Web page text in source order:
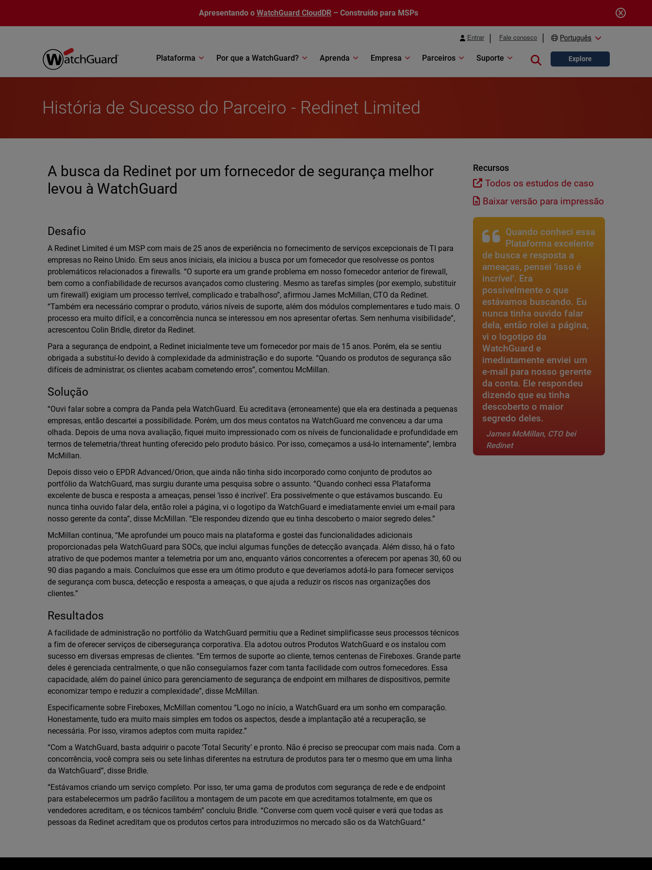
Apresentando o WatchGuard CloudDR – Construído para MSPs
Entrar Fale conosco Português
Plataforma Por que a WatchGuard? Aprenda Empresa Parceiros Suporte Close search
Explore
História de Sucesso do Parceiro - Redinet Limited
A busca da Redinet por um fornecedor de segurança melhor
levou à WatchGuard
Desafio
A Redinet Limited é um MSP com mais de 25 anos de experiência no fornecimento de serviços excepcionais de TI para
empresas no Reino Unido. Em seus anos iniciais, ela iniciou a busca por um fornecedor que resolvesse os pontos
problemáticos relacionados a firewalls. “O suporte era um grande problema em nosso fornecedor anterior de firewall,
bem como a confiabilidade de recursos avançados como clustering. Mesmo as tarefas simples (por exemplo, substituir
um firewall) exigiam um processo terrível, complicado e trabalhoso”, afirmou James McMillan, CTO da Redinet.
“Também era necessário comprar o produto, vários níveis de suporte, além dos módulos complementares e tudo mais. O
processo era muito difícil, e a concorrência nunca se interessou em nos apresentar ofertas. Sem nenhuma visibilidade”,
acrescentou Colin Bridle, diretor da Redinet.
Para a segurança de endpoint, a Redinet inicialmente teve um fornecedor por mais de 15 anos. Porém, ela se sentiu
obrigada a substituí-lo devido à complexidade da administração e do suporte. “Quando os produtos de segurança são
difíceis de administrar, os clientes acabam cometendo erros”, comentou McMillan.
Solução
“Ouvi falar sobre a compra da Panda pela WatchGuard. Eu acreditava (erroneamente) que ela era destinada a pequenas
empresas, então descartei a possibilidade. Porém, um dos meus contatos na WatchGuard me convenceu a dar uma
olhada. Depois de uma nova avaliação, fiquei muito impressionado com os níveis de funcionalidade e profundidade em
termos de telemetria/threat hunting oferecido pelo produto básico. Por isso, começamos a usá-lo internamente”, lembra
McMillan.
Depois disso veio o EPDR Advanced/Orion, que ainda não tinha sido incorporado como conjunto de produtos ao
portfólio da WatchGuard, mas surgiu durante uma pesquisa sobre o assunto. “Quando conheci essa Plataforma
excelente de busca e resposta a ameaças, pensei ‘isso é incrível’. Era possivelmente o que estávamos buscando. Eu
nunca tinha ouvido falar dela, então rolei a página, vi o logotipo da WatchGuard e imediatamente enviei um e-mail para
nosso gerente da conta”, disse McMillan. “Ele respondeu dizendo que eu tinha descoberto o maior segredo deles.”
McMillan continua, “Me aprofundei um pouco mais na plataforma e gostei das funcionalidades adicionais
proporcionadas pela WatchGuard para SOCs, que inclui algumas funções de detecção avançada. Além disso, há o fato
atrativo de que podemos manter a telemetria por um ano, enquanto vários concorrentes a oferecem por apenas 30, 60 ou
90 dias pagando a mais. Concluímos que esse era um ótimo produto e que deveríamos adotá-lo para fornecer serviços
de segurança com busca, detecção e resposta a ameaças, o que ajuda a reduzir os riscos nas organizações dos
clientes.”
Resultados
A facilidade de administração no portfólio da WatchGuard permitiu que a Redinet simplificasse seus processos técnicos
a fim de oferecer serviços de cibersegurança corporativa. Ela adotou outros Produtos WatchGuard e os instalou com
sucesso em diversas empresas de clientes. “Em termos de suporte ao cliente, temos centenas de Fireboxes. Grande parte
deles é gerenciada centralmente, o que não conseguíamos fazer com tanta facilidade com outros fornecedores. Essa
capacidade, além do painel único para gerenciamento de segurança de endpoint em milhares de dispositivos, permite
economizar tempo e reduzir a complexidade”, disse McMillan.
Especificamente sobre Fireboxes, McMillan comentou “Logo no início, a WatchGuard era um sonho em comparação.
Honestamente, tudo era muito mais simples em todos os aspectos, desde a implantação até a recuperação, se
necessária. Por isso, viramos adeptos com muita rapidez.”
“Com a WatchGuard, basta adquirir o pacote ‘Total Security’ e pronto. Não é preciso se preocupar com mais nada. Com a
concorrência, você compra seis ou sete linhas diferentes na estrutura de produtos para ter o mesmo que em uma linha
da WatchGuard”, disse Bridle.
“Estávamos criando um serviço completo. Por isso, ter uma gama de produtos com segurança de rede e de endpoint
para estabelecermos um padrão facilitou a montagem de um pacote em que acreditamos totalmente, em que os
vendedores acreditam, e os técnicos também” concluiu Bridle. “Converse com quem você quiser e verá que todas as
pessoas da Redinet acreditam que os produtos certos para introduzirmos no mercado são os da WatchGuard.”
Recursos
Todos os estudos de caso
Baixar versão para impressão
Quando conheci essa
Plataforma excelente
de busca e resposta a
ameaças, pensei ‘isso é
incrível’. Era
possivelmente o que
estávamos buscando. Eu
nunca tinha ouvido falar
dela, então rolei a página,
vi o logotipo da
WatchGuard e
imediatamente enviei um
e-mail para nosso gerente
da conta. Ele respondeu
dizendo que eu tinha
descoberto o maior
segredo deles.
James McMillan, CTO bei
Redinet